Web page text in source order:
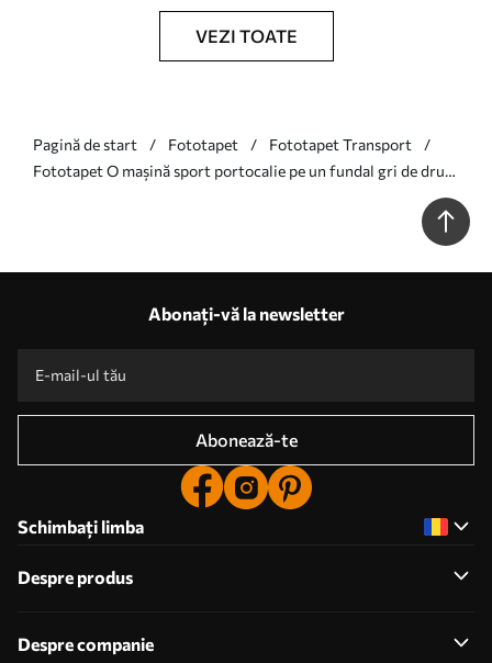
VEZI TOATE
Pagină de start Fototapet
Fototapet Transport
Fototapet O mașină sport portocalie pe un fundal gri de drum
schițat printre munți și brazi. Pentru a decora camera unui
Abonați-vă la newsletter
Abonează-te
Schimbați limba
Despre produs
Despre companie